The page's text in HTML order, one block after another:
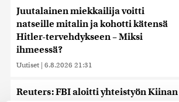
Juutalainen miekkailija voitti
natseille mitalin ja kohotti kätensä
Hitler-tervehdykseen – Miksi
ihmeessä?
Uutiset | 6.8.2026 21:31
Reuters: FBI aloitti yhteistyön Kiinan